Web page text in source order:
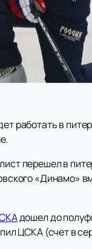
работать в
перешел в
«Динамо»
дошел до
ЦСКА (счет в